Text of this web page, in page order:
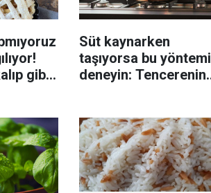
gibi
Süt kaynarken
taşıyorsa bu yöntemi
deneyin: Tencerenin